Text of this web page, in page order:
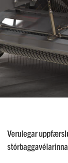
Verulegar